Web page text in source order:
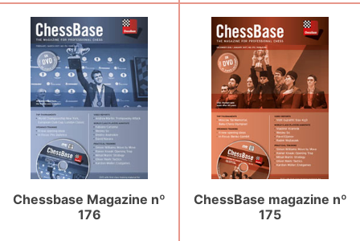
Chessbase Magazine nº
176
ChessBase magazine nº
175